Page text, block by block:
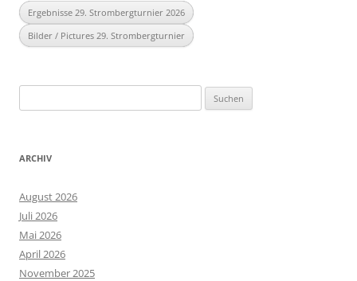
Ergebnisse 29. Strombergturnier 2026
Bilder / Pictures 29. Strombergturnier
nach:
ARCHIV
August 2026
Juli 2026
Mai 2026
April 2026
November 2025